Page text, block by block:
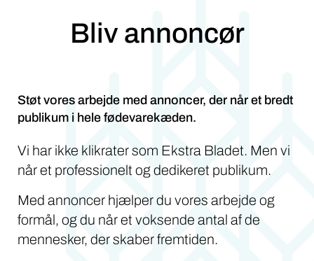
Bliv annoncør
Støt vores arbejde med annoncer, der når et bredt
publikum i hele fødevarekæden.
Vi har ikke klikrater som Ekstra Bladet. Men vi
når et professionelt og dedikeret publikum.
Med annoncer hjælper du vores arbejde og
formål, og du når et voksende antal af de
mennesker, der skaber fremtiden.